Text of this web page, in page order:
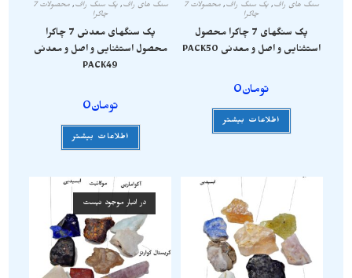
سنگ های راف, پک سنگ راف,
محصولات 7
چاکرا
پک سنگهای 7 چاکرا محصول
استثنایی و اصل و معدنی PACK50
تومان0
اطلاعات بیشتر
سنگ های راف,پک سنگ راف,
محصولات 7
چاکرا
پک سنگهای معدنی 7 چاکرا
محصول استثنایی و اصل و معدنی
PACK49
تومان0
اطلاعات بیشتر
در انبار موجود نیست